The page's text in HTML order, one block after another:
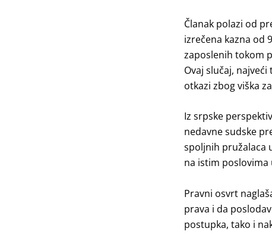
Članak polazi od
izrečena kazna od
zaposlenih tokom
Ovaj slučaj,
otkazi zbog viška
Iz srpske
nedavne sudske
spoljnih pružalaca
na istim
Pravni osvrt
prava i da
postupka, tako i